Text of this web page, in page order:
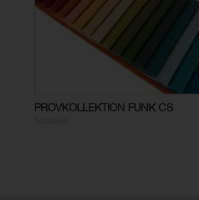
PROVKOLLEKTION FUNK CS